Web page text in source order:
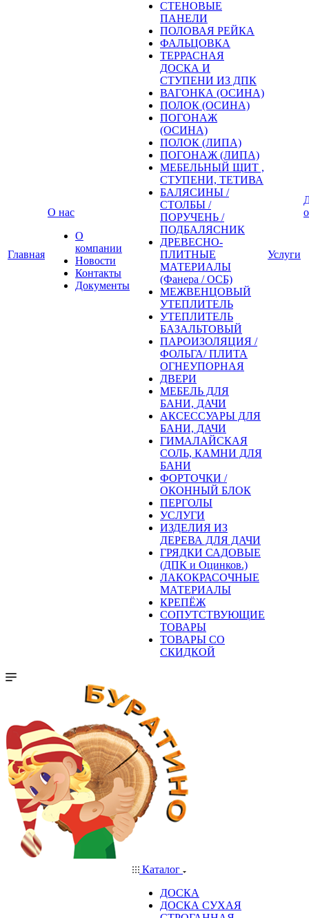
Главная
О нас
О
компании
Новости
Контакты
Документы
СТЕНОВЫЕ
ПАНЕЛИ
ПОЛОВАЯ РЕЙКА
ФАЛЬЦОВКА
ТЕРРАСНАЯ
ДОСКА И
СТУПЕНИ ИЗ ДПК
ВАГОНКА (ОСИНА)
ПОЛОК (ОСИНА)
ПОГОНАЖ
(ОСИНА)
ПОЛОК (ЛИПА)
ПОГОНАЖ (ЛИПА)
МЕБЕЛЬНЫЙ ЩИТ ,
СТУПЕНИ, ТЕТИВА
БАЛЯСИНЫ /
СТОЛБЫ /
ПОРУЧЕНЬ /
ПОДБАЛЯСНИК
ДРЕВЕСНО-
ПЛИТНЫЕ
МАТЕРИАЛЫ
(Фанера / ОСБ)
МЕЖВЕНЦОВЫЙ
УТЕПЛИТЕЛЬ
УТЕПЛИТЕЛЬ
БАЗАЛЬТОВЫЙ
ПАРОИЗОЛЯЦИЯ /
ФОЛЬГА/ ПЛИТА
ОГНЕУПОРНАЯ
ДВЕРИ
МЕБЕЛЬ ДЛЯ
БАНИ, ДАЧИ
АКСЕССУАРЫ ДЛЯ
БАНИ, ДАЧИ
ГИМАЛАЙСКАЯ
СОЛЬ, КАМНИ ДЛЯ
БАНИ
ФОРТОЧКИ /
ОКОННЫЙ БЛОК
ПЕРГОЛЫ
УСЛУГИ
ИЗДЕЛИЯ ИЗ
ДЕРЕВА ДЛЯ ДАЧИ
ГРЯДКИ САДОВЫЕ
(ДПК и Оцинков.)
ЛАКОКРАСОЧНЫЕ
МАТЕРИАЛЫ
КРЕПЁЖ
СОПУТСТВУЮЩИЕ
ТОВАРЫ
ТОВАРЫ СО
СКИДКОЙ
Услуги
Каталог
ДОСКА
ДОСКА СУХАЯ